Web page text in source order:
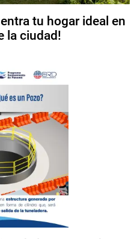
tu hogar ideal en
la ciudad!